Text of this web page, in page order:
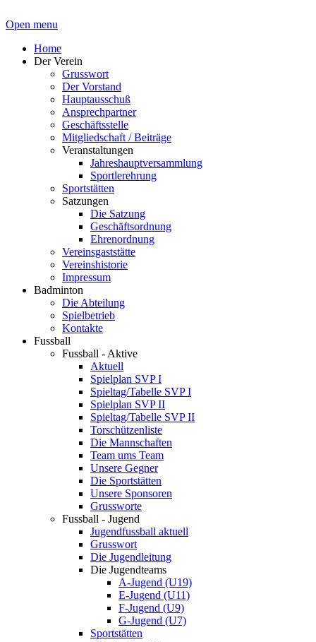
Open menu
Home
Der Verein
Grusswort
Der Vorstand
Hauptausschuß
Ansprechpartner
Geschäftsstelle
Mitgliedschaft / Beiträge
Veranstaltungen
Jahreshauptversammlung
Sportlerehrung
Sportstätten
Satzungen
Die Satzung
Geschäftsordnung
Ehrenordnung
Vereinsgaststätte
Vereinshistorie
Impressum
Badminton
Die Abteilung
Spielbetrieb
Kontakte
Fussball
Fussball - Aktive
Aktuell
Spielplan SVP I
Spieltag/Tabelle SVP I
Spielplan SVP II
Spieltag/Tabelle SVP II
Torschützenliste
Die Mannschaften
Team ums Team
Unsere Gegner
Die Sportstätten
Unsere Sponsoren
Grussworte
Fussball - Jugend
Jugendfussball aktuell
Grusswort
Die Jugendleitung
Die Jugendteams
A-Jugend (U19)
E-Jugend (U11)
F-Jugend (U9)
G-Jugend (U7)
Sportstätten